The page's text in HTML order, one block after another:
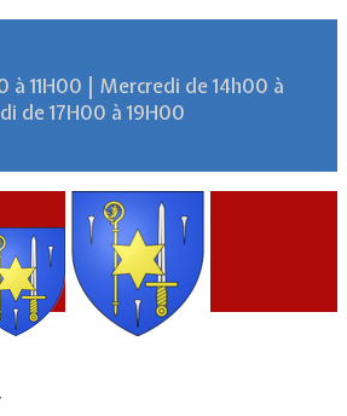
à 11H00 | Mercredi de 14h00 à
de 17H00 à 19H00